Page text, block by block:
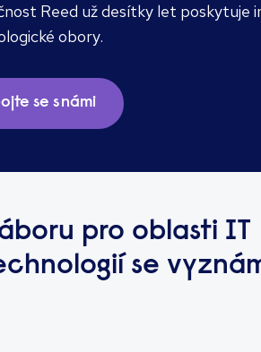
Reed už desítky let poskytuje
obory.
se s námi
pro oblasti IT
se